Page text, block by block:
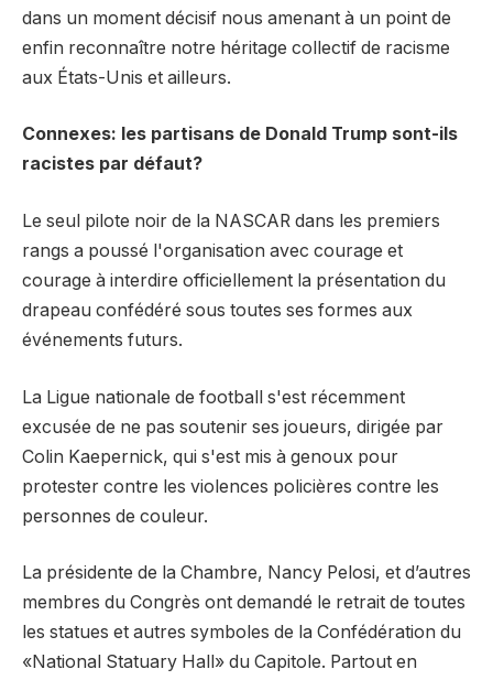
dans un moment décisif nous amenant à un point de
enfin reconnaître notre héritage collectif de racisme
aux États-Unis et ailleurs.
Connexes: les partisans de Donald Trump sont-ils
racistes par défaut?
Le seul pilote noir de la NASCAR dans les premiers
rangs a poussé l'organisation avec courage et
courage à interdire officiellement la présentation du
drapeau confédéré sous toutes ses formes aux
événements futurs.
La Ligue nationale de football s'est récemment
excusée de ne pas soutenir ses joueurs, dirigée par
Colin Kaepernick, qui s'est mis à genoux pour
protester contre les violences policières contre les
personnes de couleur.
La présidente de la Chambre, Nancy Pelosi, et d’autres
membres du Congrès ont demandé le retrait de toutes
les statues et autres symboles de la Confédération du
«National Statuary Hall» du Capitole. Partout en